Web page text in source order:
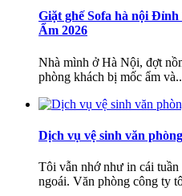
Giặt ghế Sofa hà nội
Ẩm 2026
Nhà mình ở Hà Nội, đợt
phòng khách bị mốc ẩm
Dịch vụ vệ sinh văn
Tôi vẫn nhớ như in cái
ngoái. Văn phòng công ty